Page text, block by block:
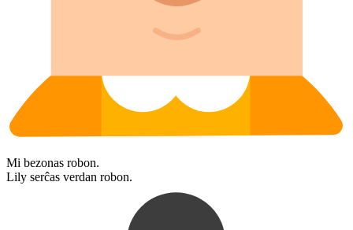
Mi bezonas robon.
Lily serĉas verdan robon.